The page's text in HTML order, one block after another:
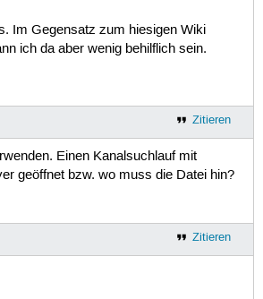
Im Gegensatz zum hiesigen Wiki
ich da aber wenig behilflich sein.
Zitieren
Einen Kanalsuchlauf mit
geöffnet bzw. wo muss die Datei hin?
Zitieren